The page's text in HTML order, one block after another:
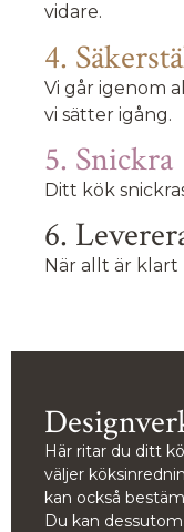
vidare.
4.
Vi går igenom
vi sätter igång.
5. Snickra
Ditt kök
6.
När allt är klart
Här ritar du ditt
väljer
kan också
Du kan